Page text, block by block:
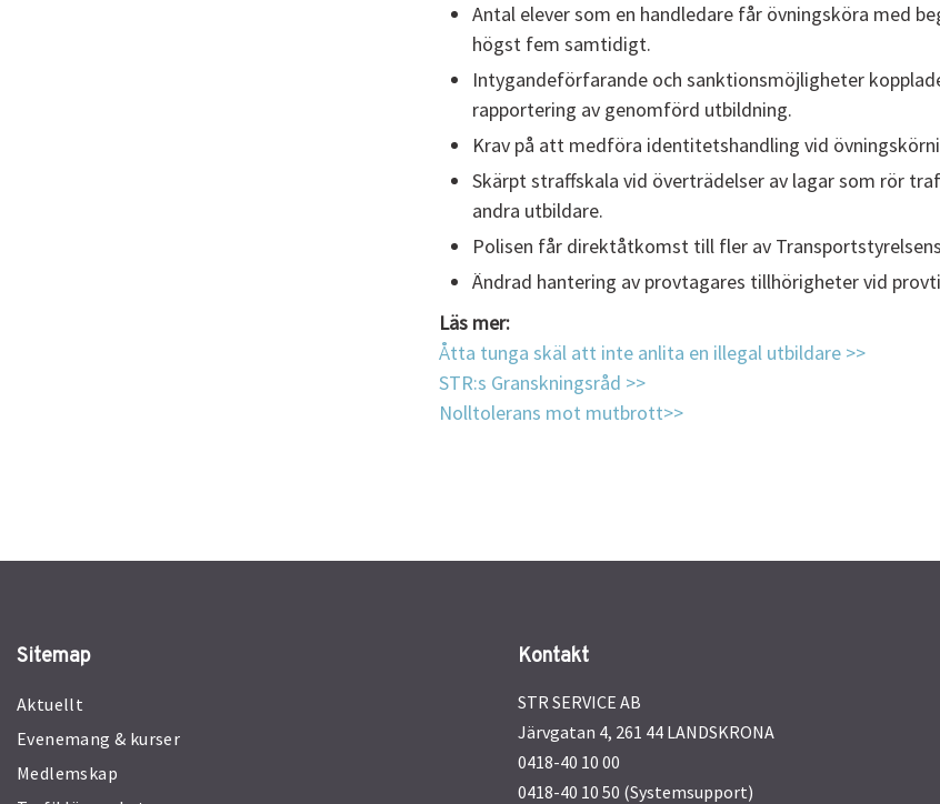
Antal elever som en handledare får övningsköra med
högst fem samtidigt.
Intygandeförfarande och sanktionsmöjligheter
rapportering av genomförd utbildning.
Krav på att medföra identitetshandling vid
Skärpt straffskala vid överträdelser av lagar som rör
andra utbildare.
Polisen får direktåtkomst till fler av
Ändrad hantering av provtagares tillhörigheter vid
Läs mer:
Åtta tunga skäl att inte anlita en illegal utbildare >>
STR:s Granskningsråd >>
Nolltolerans mot mutbrott>>
Sitemap
Aktuellt
Evenemang & kurser
Medlemskap
Kontakt
STR SERVICE AB
Järvgatan 4, 261 44 LANDSKRONA
0418-40 10 00
0418-40 10 50 (Systemsupport)